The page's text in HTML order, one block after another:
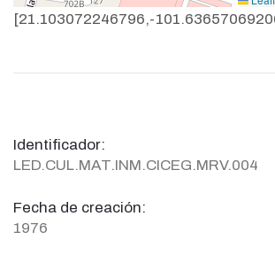
[21.103072246796,-
Identificador:
LED.CUL.MAT.INM.CICEG.MRV.004
Fecha de creación:
1976